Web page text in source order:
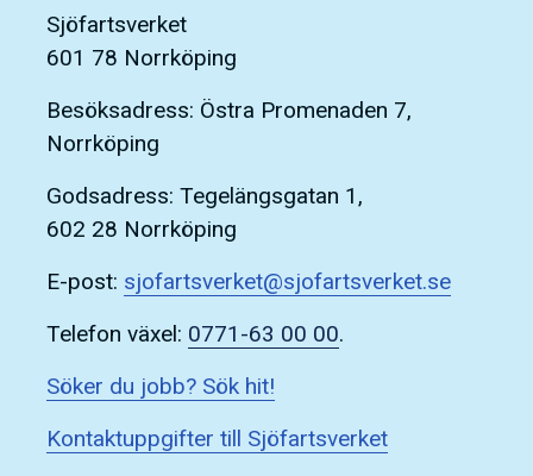
Sjöfartsverket
601 78 Norrköping
Besöksadress: Östra Promenaden 7,
Norrköping
Godsadress: Tegelängsgatan 1,
602 28 Norrköping
E-post: sjofartsverket@sjofartsverket.se
Telefon växel: 0771-63 00 00.
Söker du jobb? Sök hit!
Kontaktuppgifter till Sjöfartsverket